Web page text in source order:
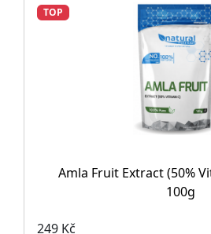
TOP
Amla Fruit Extract (50%
100g
249 Kč